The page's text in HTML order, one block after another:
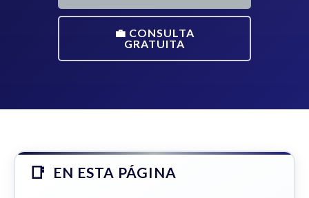
💼 CONSULTA
GRATUITA
EN ESTA PÁGINA